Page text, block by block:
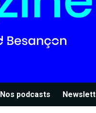
Nos podcasts